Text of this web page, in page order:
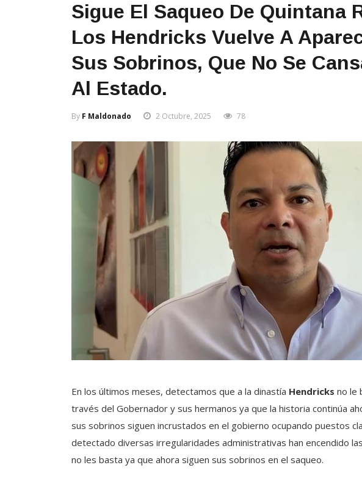
Sigue El Saqueo De Quintana
Los Hendricks Vuelve A
Sus Sobrinos, Que No Se
Al Estado.
By F Maldonado 2 Octubre, 2025 78
En los últimos meses, detectamos que a la dinastía Hendricks no le
través del Gobernador y sus hermanos ya que la historia continúa
sus sobrinos siguen incrustados en el gobierno ocupando puestos
detectado diversas irregularidades administrativas han encendido
no les basta ya que ahora siguen sus sobrinos en el saqueo.